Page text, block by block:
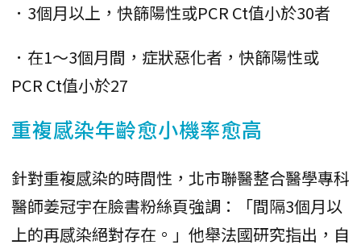
．3個月以上，快篩陽性或PCR Ct值小於30者
．在1～3個月間，症狀惡化者，快篩陽性或
PCR Ct值小於27
重複感染年齡愈小機率愈高
針對重複感染的時間性，北市聯醫整合醫學專科
醫師姜冠宇在臉書粉絲頁強調：「間隔3個月以
上的再感染絕對存在。」他舉法國研究指出，自